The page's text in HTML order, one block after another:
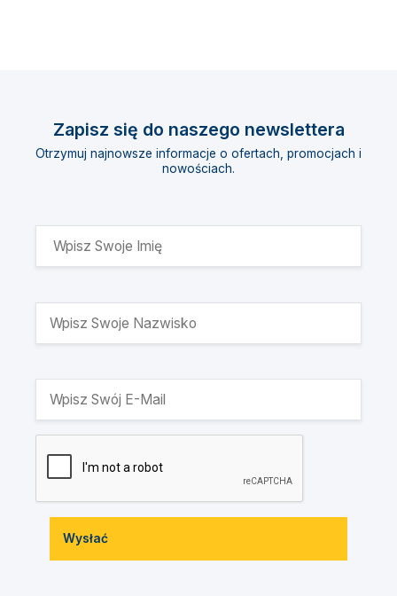
Zapisz się do naszego newslettera
Otrzymuj najnowsze informacje o ofertach, promocjach i
nowościach.
Wysłać